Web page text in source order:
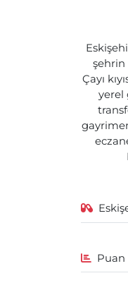
şehrin
Çayı
yerel